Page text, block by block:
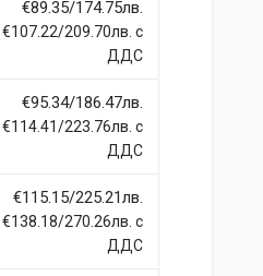
€89.35/174.75лв.
€107.22/209.70лв. с
ДДС
€95.34/186.47лв.
€114.41/223.76лв. с
ДДС
€115.15/225.21лв.
€138.18/270.26лв. с
ДДС